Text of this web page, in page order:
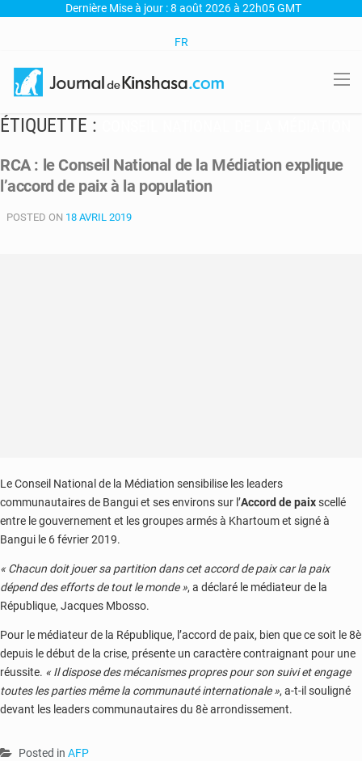
Dernière Mise à jour : 8 août 2026 à 22h05 GMT
FR
ÉTIQUETTE :
RCA : le Conseil National de la Médiation explique
l’accord de paix à la population
POSTED ON 18 AVRIL 2019
Le Conseil National de la Médiation sensibilise les leaders
communautaires de Bangui et ses environs sur l’Accord de paixscellé
entre le gouvernement et les groupes armés à Khartoum et signé à
Bangui le 6 février 2019.
« Chacun doit jouer sa partition dans cet accord de paix car la paix
dépend des efforts de tout le monde », a déclaré le médiateur de la
République, Jacques Mbosso.
Pour le médiateur de la République, l’accord de paix, bien que ce soit le 8è
depuis le début de la crise, présente un caractère contraignant pour une
réussite. « Il dispose des mécanismes propres pour son suivi et engage
toutes les parties même la communauté internationale », a-t-il souligné
devant les leaders communautaires du 8è arrondissement.
Posted in AFP